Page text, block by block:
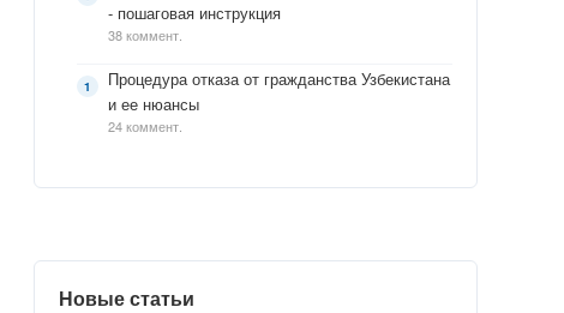
- пошаговая инструкция
38 коммент.
Процедура отказа от гражданства Узбекистана
и ее нюансы
24 коммент.
Новые статьи